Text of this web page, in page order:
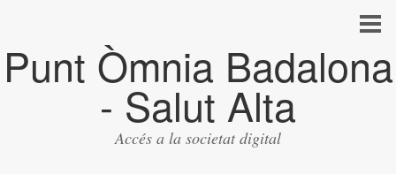
Punt Òmnia Badalona
- Salut Alta
Accés a la societat digital